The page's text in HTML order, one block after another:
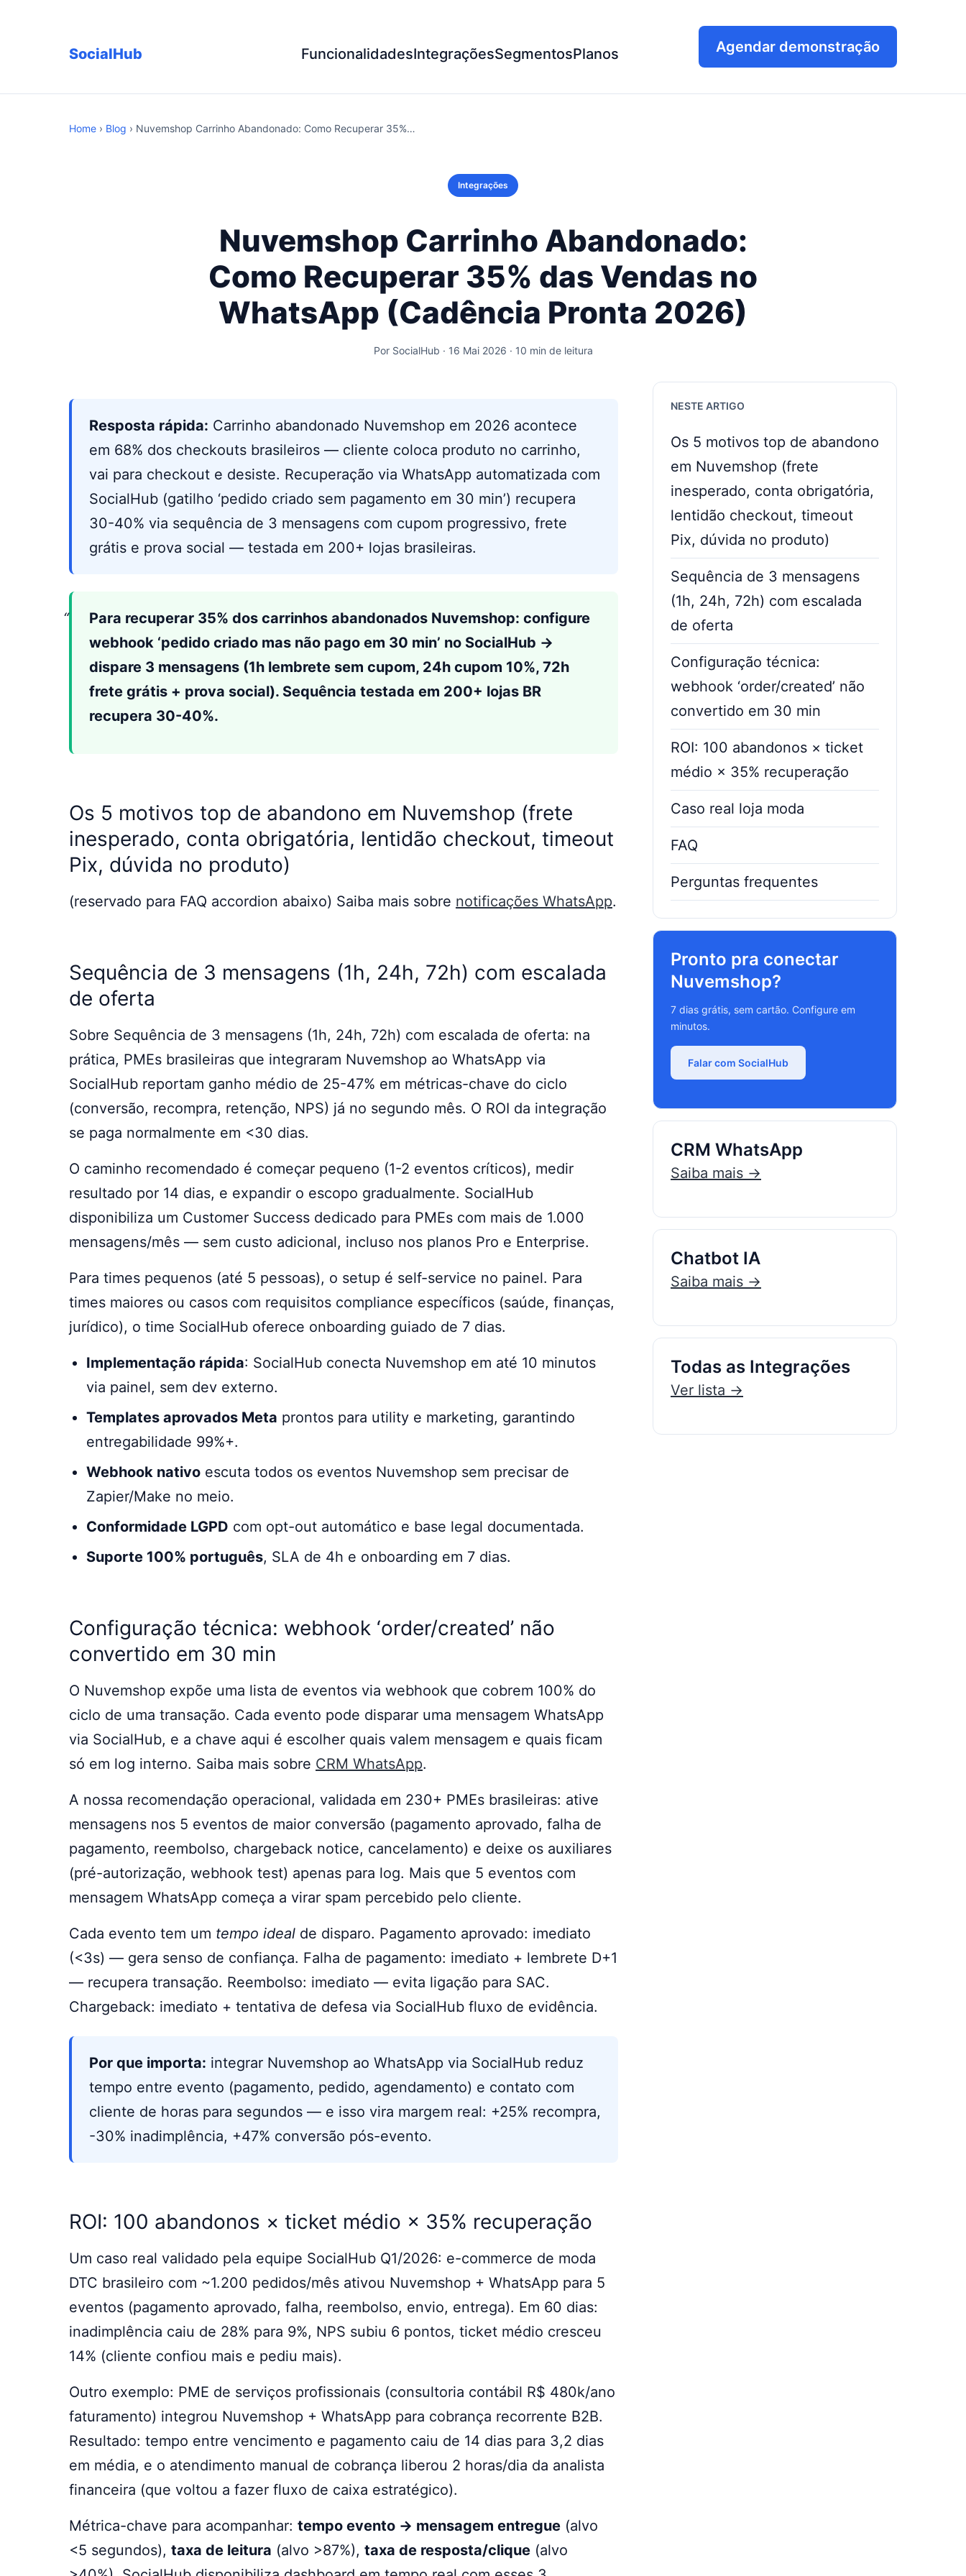
SocialHub FuncionalidadesIntegraçõesSegmentosPlanos Agendar demonstração
Home › Blog › Nuvemshop Carrinho Abandonado: Como Recuperar 35%…
Integrações
Nuvemshop Carrinho Abandonado:
Como Recuperar 35% das Vendas no
WhatsApp (Cadência Pronta 2026)
Por SocialHub · 16 Mai 2026 · 10 min de leitura
Resposta rápida: Carrinho abandonado Nuvemshop em 2026 acontece
em 68% dos checkouts brasileiros — cliente coloca produto no carrinho,
vai para checkout e desiste. Recuperação via WhatsApp automatizada com
SocialHub (gatilho ‘pedido criado sem pagamento em 30 min’) recupera
30-40% via sequência de 3 mensagens com cupom progressivo, frete
grátis e prova social — testada em 200+ lojas brasileiras.
Para recuperar 35% dos carrinhos abandonados Nuvemshop: configure
webhook ‘pedido criado mas não pago em 30 min’ no SocialHub →
dispare 3 mensagens (1h lembrete sem cupom, 24h cupom 10%, 72h
frete grátis + prova social). Sequência testada em 200+ lojas BR
recupera 30-40%.
Os 5 motivos top de abandono em Nuvemshop (frete
inesperado, conta obrigatória, lentidão checkout, timeout
Pix, dúvida no produto)
(reservado para FAQ accordion abaixo) Saiba mais sobre notificações WhatsApp.
Sequência de 3 mensagens (1h, 24h, 72h) com escalada
de oferta
Sobre Sequência de 3 mensagens (1h, 24h, 72h) com escalada de oferta: na
prática, PMEs brasileiras que integraram Nuvemshop ao WhatsApp via
SocialHub reportam ganho médio de 25-47% em métricas-chave do ciclo
(conversão, recompra, retenção, NPS) já no segundo mês. O ROI da integração
se paga normalmente em <30 dias.
O caminho recomendado é começar pequeno (1-2 eventos críticos), medir
resultado por 14 dias, e expandir o escopo gradualmente. SocialHub
disponibiliza um Customer Success dedicado para PMEs com mais de 1.000
mensagens/mês — sem custo adicional, incluso nos planos Pro e Enterprise.
Para times pequenos (até 5 pessoas), o setup é self-service no painel. Para
times maiores ou casos com requisitos compliance específicos (saúde, finanças,
jurídico), o time SocialHub oferece onboarding guiado de 7 dias.
Implementação rápida: SocialHub conecta Nuvemshop em até 10 minutos
via painel, sem dev externo.
Templates aprovados Meta prontos para utility e marketing, garantindo
entregabilidade 99%+.
Webhook nativo escuta todos os eventos Nuvemshop sem precisar de
Zapier/Make no meio.
Conformidade LGPD com opt-out automático e base legal documentada.
Suporte 100% português, SLA de 4h e onboarding em 7 dias.
Configuração técnica: webhook ‘order/created’ não
convertido em 30 min
O Nuvemshop expõe uma lista de eventos via webhook que cobrem 100% do
ciclo de uma transação. Cada evento pode disparar uma mensagem WhatsApp
via SocialHub, e a chave aqui é escolher quais valem mensagem e quais ficam
só em log interno. Saiba mais sobre CRM WhatsApp.
A nossa recomendação operacional, validada em 230+ PMEs brasileiras: ative
mensagens nos 5 eventos de maior conversão (pagamento aprovado, falha de
pagamento, reembolso, chargeback notice, cancelamento) e deixe os auxiliares
(pré-autorização, webhook test) apenas para log. Mais que 5 eventos com
mensagem WhatsApp começa a virar spam percebido pelo cliente.
Cada evento tem um tempo ideal de disparo. Pagamento aprovado: imediato
(<3s) — gera senso de confiança. Falha de pagamento: imediato + lembrete D+1
— recupera transação. Reembolso: imediato — evita ligação para SAC.
Chargeback: imediato + tentativa de defesa via SocialHub fluxo de evidência.
Por que importa: integrar Nuvemshop ao WhatsApp via SocialHub reduz
tempo entre evento (pagamento, pedido, agendamento) e contato com
cliente de horas para segundos — e isso vira margem real: +25% recompra,
-30% inadimplência, +47% conversão pós-evento.
ROI: 100 abandonos × ticket médio × 35% recuperação
Um caso real validado pela equipe SocialHub Q1/2026: e-commerce de moda
DTC brasileiro com ~1.200 pedidos/mês ativou Nuvemshop + WhatsApp para 5
eventos (pagamento aprovado, falha, reembolso, envio, entrega). Em 60 dias:
inadimplência caiu de 28% para 9%, NPS subiu 6 pontos, ticket médio cresceu
14% (cliente confiou mais e pediu mais).
Outro exemplo: PME de serviços profissionais (consultoria contábil R$ 480k/ano
faturamento) integrou Nuvemshop + WhatsApp para cobrança recorrente B2B.
Resultado: tempo entre vencimento e pagamento caiu de 14 dias para 3,2 dias
em média, e o atendimento manual de cobrança liberou 2 horas/dia da analista
financeira (que voltou a fazer fluxo de caixa estratégico).
Métrica-chave para acompanhar: tempo evento → mensagem entregue (alvo
<5 segundos), taxa de leitura (alvo >87%), taxa de resposta/clique (alvo
NESTE ARTIGO
Os 5 motivos top de abandono
em Nuvemshop (frete
inesperado, conta obrigatória,
lentidão checkout, timeout
Pix, dúvida no produto)
Sequência de 3 mensagens
(1h, 24h, 72h) com escalada
de oferta
Configuração técnica:
webhook ‘order/created’ não
convertido em 30 min
ROI: 100 abandonos × ticket
médio × 35% recuperação
Caso real loja moda
FAQ
Perguntas frequentes
Pronto pra conectar
Nuvemshop?
7 dias grátis, sem cartão. Configure em
minutos.
Falar com SocialHub
CRM WhatsApp
Saiba mais →
Chatbot IA
Saiba mais →
Todas as Integrações
Ver lista →